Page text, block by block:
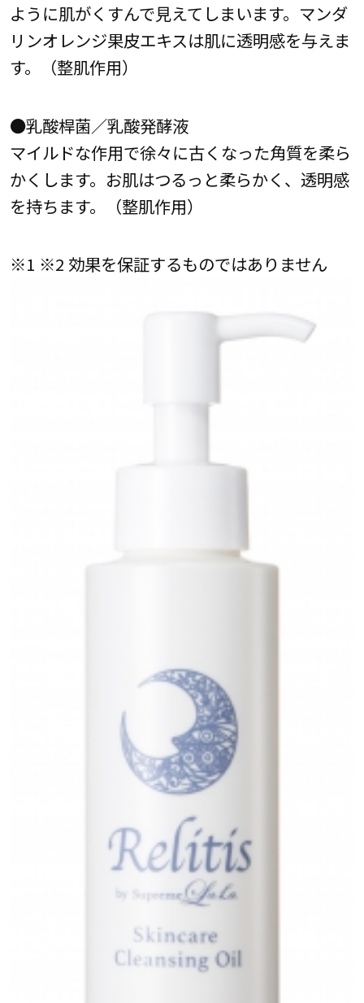
ように肌がくすんで見えてしまいます。マンダ
リンオレンジ果皮エキスは肌に透明感を与えま
す。（整肌作用）
●乳酸桿菌／乳酸発酵液
マイルドな作用で徐々に古くなった角質を柔ら
かくします。お肌はつるっと柔らかく、透明感
を持ちます。（整肌作用）
※1 ※2 効果を保証するものではありません